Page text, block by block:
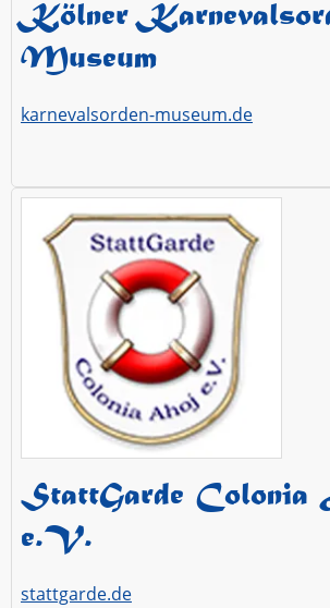
Kölner
Museum
karnevalsorden-museum.de
StattGarde
e.V.
stattgarde.de